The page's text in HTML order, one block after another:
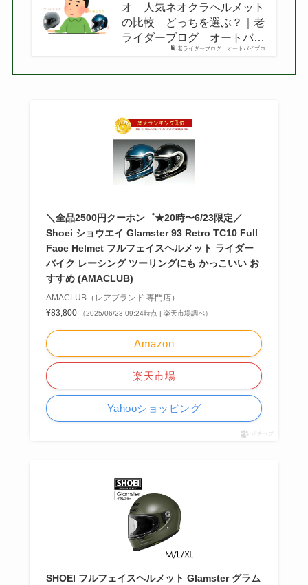
老ライダーブログ オートバイブロ…
オ 人気ネオクラヘルメット
の比較 どっちを選ぶ？｜老
ライダーブログ オートバ…
＼全品2500円クーホン゜★20時〜6/23限定／
Shoei ショウエイ Glamster 93 Retro TC10 Full
Face Helmet フルフェイスヘルメット ライダー
バイク レーシング ツーリングにも かっこいい お
すすめ (AMACLUB)
AMACLUB（レアブランド 専門店）
¥83,800
（2025/06/23 09:24時点 | 楽天市場調べ）
Amazon
楽天市場
Yahooショッピング
ポチップ
SHOEI フルフェイスヘルメット Glamster グラム